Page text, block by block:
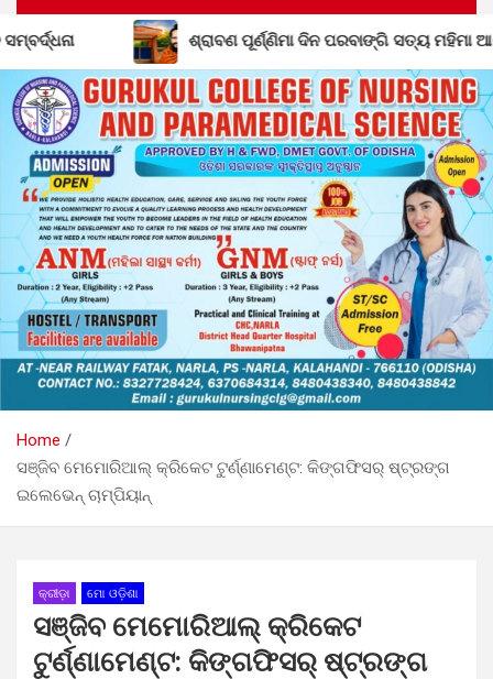
ଦିନ ପରବାଙ୍ଗି ସତ୍ୟ ମହିମା ଆଶ୍ରମରେ ମହାସମାରୋହରେ ପାଳିତ ହେବ
Home
ସଞ୍ଜିବ ମେମୋରିଆଲ୍ କ୍ରିକେଟ ଟୁର୍ଣ୍ଣାମେଣ୍ଟ: କିଙ୍ଗଫିସର୍ ଷ୍ଟ୍ରଙ୍ଗ
ଇଲେଭେନ୍ ଚାମ୍ପିୟାନ୍
କ୍ରୀଡ଼ା ମୋ ଓଡ଼ିଶା
ସଞ୍ଜିବ ମେମୋରିଆଲ୍ କ୍ରିକେଟ
ଟୁର୍ଣ୍ଣାମେଣ୍ଟ: କିଙ୍ଗଫିସର୍ ଷ୍ଟ୍ରଙ୍ଗ